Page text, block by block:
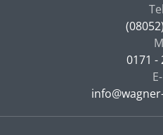
0171 -